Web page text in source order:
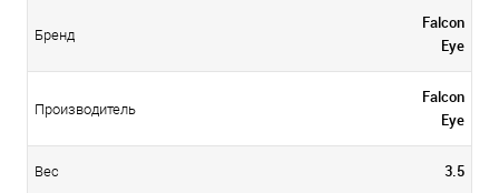
Бренд
Falcon
Eye
Производитель
Falcon
Eye
Вес 3.5